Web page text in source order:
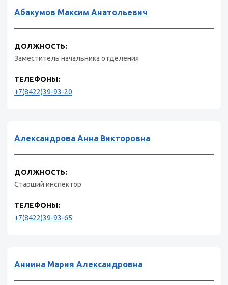
Абакумов Максим Анатольевич
ДОЛЖНОСТЬ:
Заместитель начальника отделения
ТЕЛЕФОНЫ:
+7(8422)39-93-20
Александрова Анна Викторовна
ДОЛЖНОСТЬ:
Старший инспектор
ТЕЛЕФОНЫ:
+7(8422)39-93-65
Аннина Мария Александровна